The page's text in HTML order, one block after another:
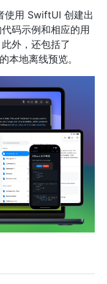
使用 SwiftUI 创建出
码示例和相应的用
外，还包括了
本地离线预览。